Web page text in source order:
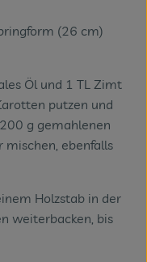
(26 cm)
Öl und 1 TL Zimt
putzen und
g gemahlenen
mischen, ebenfalls
Holzstab in der
weiterbacken, bis